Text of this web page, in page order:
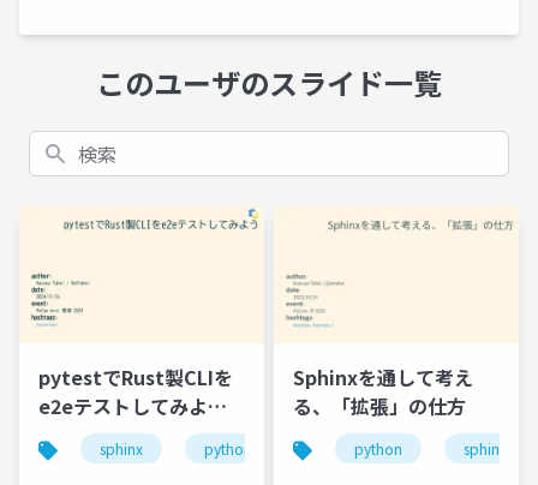
このユーザのスライド一覧
検索
pytestでRust製CLIを
e2eテストしてみよう /
PyCon mini 東海 2024
sphinx python
Sphinxを通して考え
る、「拡張」の仕方
python sphinx